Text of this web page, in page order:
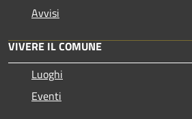
Avvisi
VIVERE IL COMUNE
Luoghi
Eventi